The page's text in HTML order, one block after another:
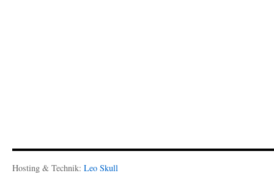
Hosting & Technik: Leo Skull